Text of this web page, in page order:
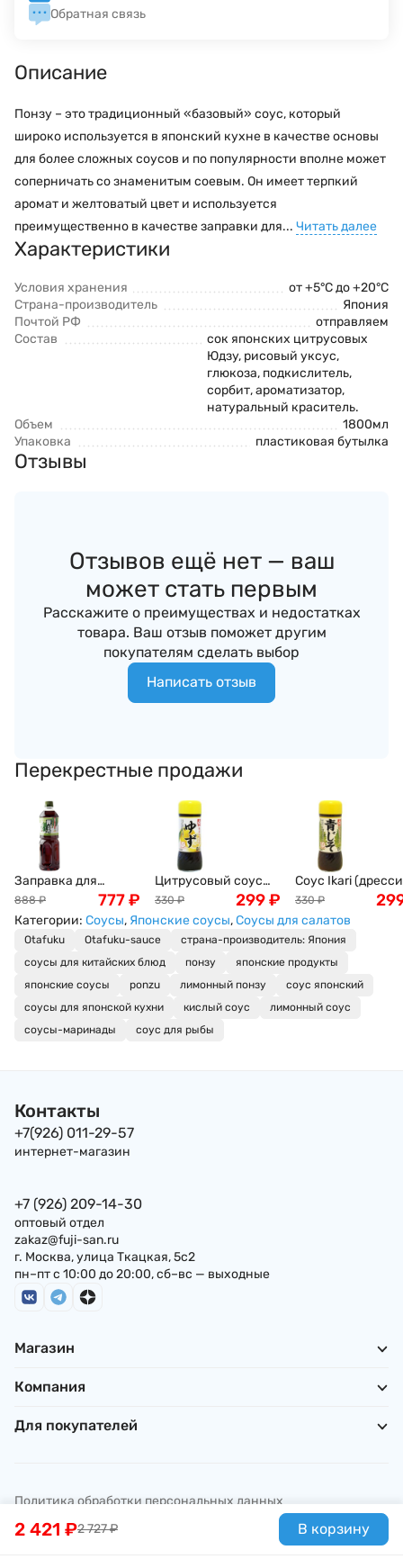
Обратная связь
2 727₽
2 421 ₽ В корзину
Описание
Понзу – это традиционный «базовый» соус, который
широко используется в японский кухне в качестве основы
для более сложных соусов и по популярности вполне может
соперничать со знаменитым соевым. Он имеет терпкий
аромат и желтоватый цвет и используется
преимущественно в качестве заправки для... Читать далее
Характеристики
Условия хранения
от +5°C до +20°C
Страна-производитель
Япония
Почтой РФ
отправляем
Состав
сок японских цитрусовых
Юдзу, рисовый уксус,
глюкоза, подкислитель,
сорбит, ароматизатор,
натуральный краситель.
Объем
1800мл
Упаковка
пластиковая бутылка
Отзывы
Отзывов ещё нет — ваш
может стать первым
Расскажите о преимуществах и недостатках
товара. Ваш отзыв поможет другим
покупателям сделать выбор
Написать отзыв
Перекрестные продажи
Заправка для
салатов с листьями
Шисо (Перилла),
1000 мл, Япония
888 ₽ 777₽
Цитрусовый соус
(дрессинг) с
японским
мандарином Юдзу
IKARI, Япония, 200г
330 ₽ 299₽
Соус Ikari
из листьев шисо,
Япония, 200мл
330 ₽
Категории: Соусы, Японские соусы,Соусы для салатов
Otafuku Otafuku-sauce
страна-производитель: Япония
соусы для китайских блюд
понзу
японские продукты
японские соусы
ponzu лимонный понзу
соус японский
соусы для японской кухни
кислый соус
лимонный соус
соусы-маринады
соус для рыбы
Контакты
+7(926) 011-29-57
интернет-магазин
+7 (926) 209-14-30
оптовый отдел
zakaz@fuji-san.ru
г. Москва, улица Ткацкая, 5с2
пн–пт с 10:00 до 20:00, сб–вс — выходные
Магазин
Компания
Для покупателей
Политика обработки персональных данных